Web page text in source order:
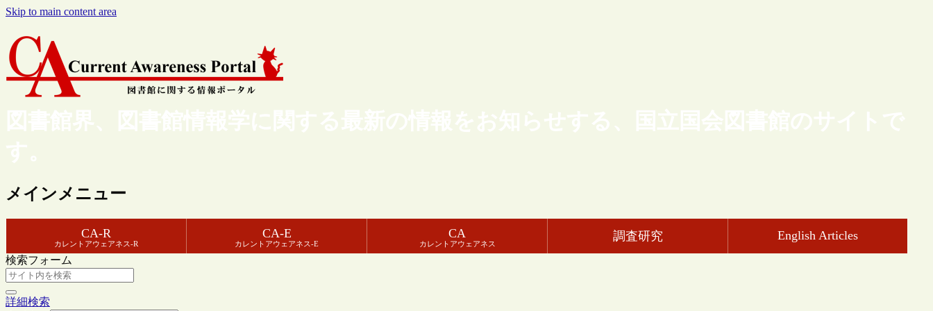
Skip to main content area
図書館界、図書館情報学に関する最新の情報をお知らせする、国立国会図書館のサイトで
す。
メインメニュー
CA-R
カレントアウェアネス-R
CA-E
カレントアウェアネス-E
CA
カレントアウェアネス
調査研究 English Articles
検索フォーム
詳細検索